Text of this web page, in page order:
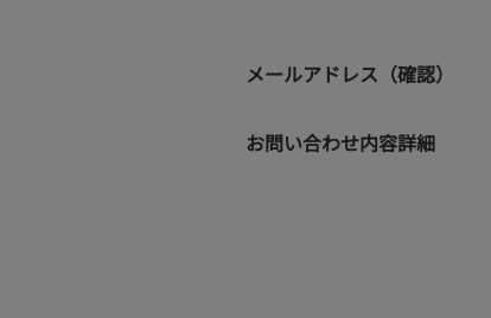
メールアドレス（確認）
お問い合わせ内容詳細